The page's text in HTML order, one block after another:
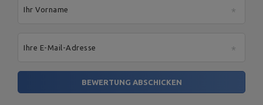
Ihr Vorname
Ihre E-Mail-Adresse
BEWERTUNG ABSCHICKEN